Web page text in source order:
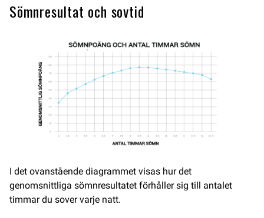
Sömnresultat och sovtid
I det ovanstående diagrammet visas hur det
genomsnittliga sömnresultatet förhåller sig till antalet
timmar du sover varje natt.